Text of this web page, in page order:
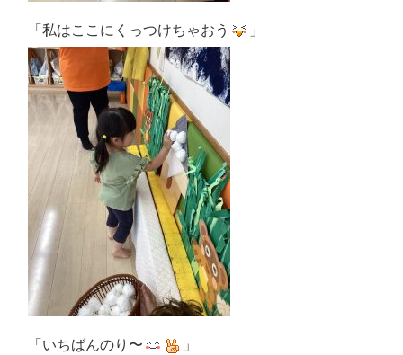
「私はここにくっつけちゃおう 」
「いちばんのり〜 」